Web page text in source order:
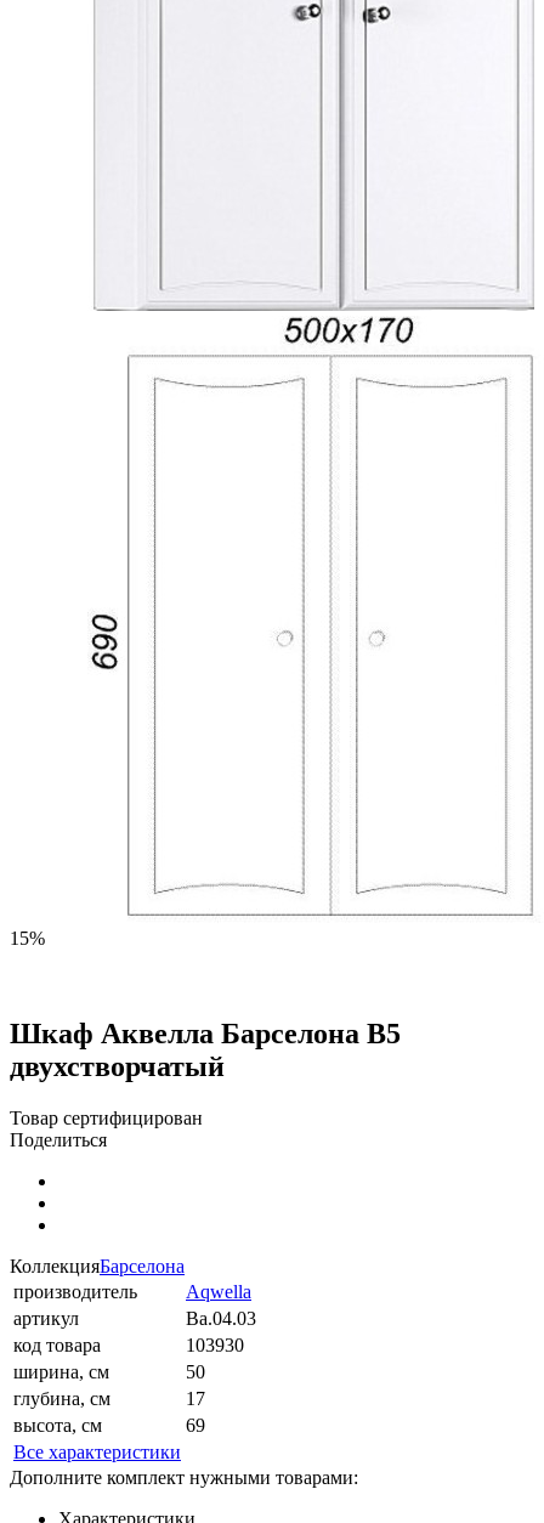
15%
Шкаф Аквелла Барселона В5
двухстворчатый
Товар сертифицирован
Поделиться
КоллекцияБарселона
производитель
Aqwella
артикул
Ba.04.03
код товара
103930
ширина, см
50
глубина, см
17
высота, см
69
Все характеристики
Дополните комплект нужными товарами:
Характеристики